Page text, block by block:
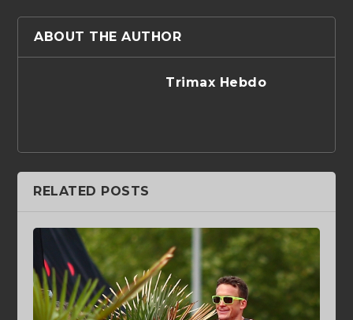
ABOUT THE AUTHOR
Trimax Hebdo
RELATED POSTS